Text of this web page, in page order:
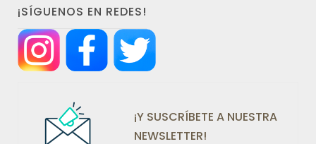
¡SÍGUENOS EN REDES!
¡Y SUSCRÍBETE A NUESTRA
NEWSLETTER!